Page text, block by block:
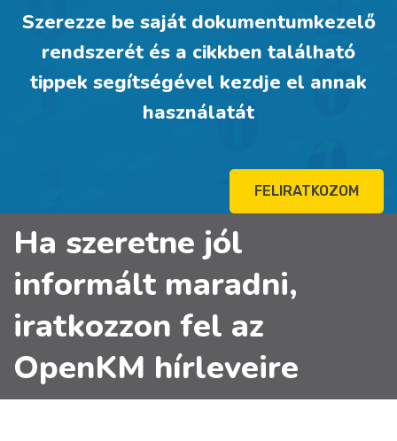
Szerezze be saját dokumentumkezelő
rendszerét és a cikkben található
tippek segítségével kezdje el annak
használatát
FELIRATKOZOM
Ha szeretne jól
informált maradni,
iratkozzon fel az
OpenKM hírleveire